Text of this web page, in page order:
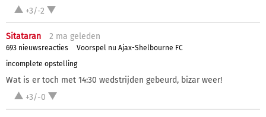
+3/-2
Sitataran 2 ma geleden
693 nieuwsreacties
Voorspel nu Ajax-Shelbourne FC
incomplete opstelling
Wat is er toch met 14:30 wedstrijden gebeurd, bizar weer!
+3/-0